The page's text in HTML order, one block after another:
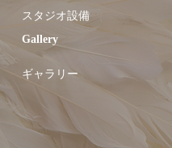
スタジオ設備
Gallery
ギャラリー